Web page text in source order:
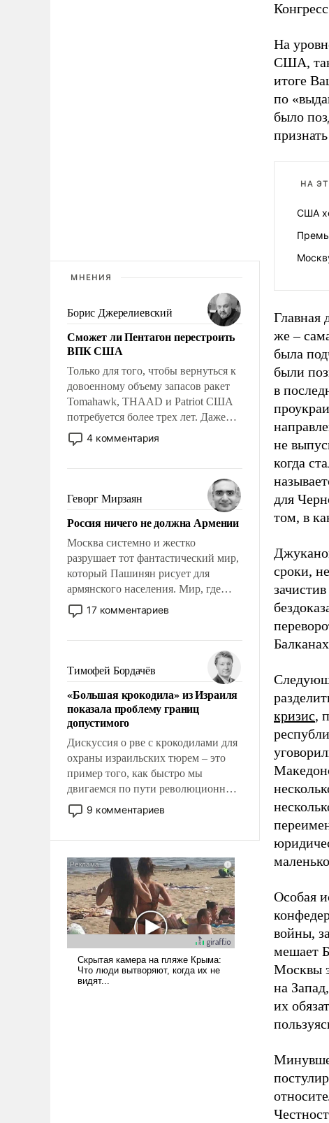
МНЕНИЯ
Борис Джерелиевский
Сможет ли Пентагон перестроить
ВПК США
Только для того, чтобы вернуться к
довоенному объему запасов ракет
Tomahawk, THAAD и Patriot США
потребуется более трех лет. Даже
небольшая война с Ираном
опустошила американские
уязвимости США, например, перед
Китаем.
4 комментария
Геворг Мирзаян
Россия ничего не должна Армении
Москва системно и жестко
разрушает тот фантастический мир,
который Пашинян рисует для
армянского населения. Мир, где
политические прожекты будут
безусловно оплачиваться за счет
где Еревану за свои поступки не
нужно отвечать.
17 комментариев
Тимофей Бордачёв
«Большая крокодила» из Израиля
показала проблему границ
допустимого
Дискуссия о рве с крокодилами для
охраны израильских тюрем – это
пример того, как быстро мы
двигаемся по пути революционных
изменений. То, что несколько лет
назад было образом для
9 комментариев
На
США, так
итоге
по
было
НА
США
Главная
же –
была
были
в
не
когда
для
том, в
сроки,
кризис,
Особая
войны,
мешает
Москвы
на
их